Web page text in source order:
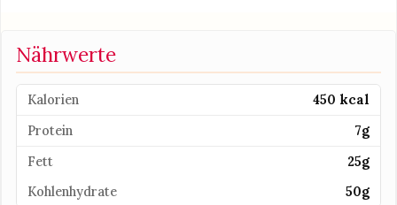
Nährwerte
Kalorien
450 kcal
Protein
7g
Fett
25g
Kohlenhydrate
50g